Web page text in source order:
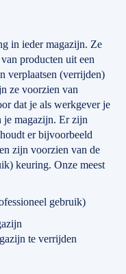
in ieder magazijn. Ze
producten uit een
verplaatsen (verrijden)
ze voorzien van
dat je als werkgever je
je magazijn. Er zijn
er bijvoorbeeld
zijn voorzien van de
keuring. Onze meest
gebruik)
te verrijden